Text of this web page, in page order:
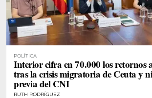
POLÍTICA
Interior cifra en 70.000 los retornos
tras la crisis migratoria de Ceuta y
previa del CNI
RUTH RODRÍGUEZ